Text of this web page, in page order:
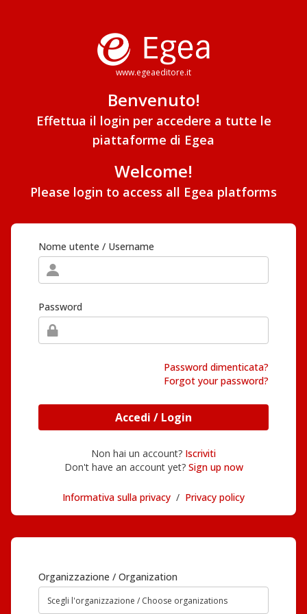
www.egeaeditore.it
Benvenuto!
Effettua il login per accedere a tutte le
piattaforme di Egea
Welcome!
Please login to access all Egea platforms
Nome utente / Username
Password
Password dimenticata?
Forgot your password?
Accedi / Login
Non hai un account? Iscriviti
Don't have an account yet? Sign up now
Informativa sulla privacy / Privacy policy
Organizzazione / Organization